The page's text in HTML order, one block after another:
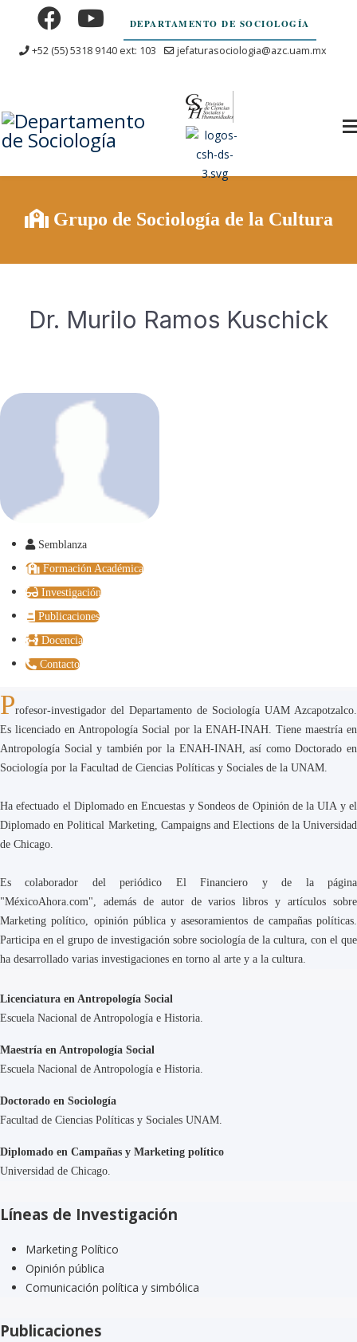
DEPARTAMENTO DE SOCIOLOGÍA
+52 (55) 5318 9140 ext: 103
jefaturasociologia@azc.uam.mx
Grupo de Sociología de la Cultura
Dr. Murilo Ramos Kuschick
Semblanza
Formación Académica
Investigación
Publicaciones
Docencia
Contacto
Profesor-investigador del Departamento de Sociología UAM Azcapotzalco.
Es licenciado en Antropología Social por la ENAH-INAH. Tiene maestría en
Antropología Social y también por la ENAH-INAH, así como Doctorado en
Sociología por la Facultad de Ciencias Políticas y Sociales de la UNAM.
Ha efectuado el Diplomado en Encuestas y Sondeos de Opinión de la UIA y el
Diplomado en Political Marketing, Campaigns and Elections de la Universidad
de Chicago.
Es colaborador del periódico El Financiero y de la página
"MéxicoAhora.com", además de autor de varios libros y artículos sobre
Marketing político, opinión pública y asesoramientos de campañas políticas.
Participa en el grupo de investigación sobre sociología de la cultura, con el que
ha desarrollado varias investigaciones en torno al arte y a la cultura.
Licenciatura en Antropología Social
Escuela Nacional de Antropología e Historia.
Maestría en Antropología Social
Escuela Nacional de Antropología e Historia.
Doctorado en Sociología
Facultad de Ciencias Políticas y Sociales UNAM.
Diplomado en Campañas y Marketing político
Universidad de Chicago.
Líneas de Investigación
Marketing Político
Opinión pública
Comunicación política y simbólica
Publicaciones